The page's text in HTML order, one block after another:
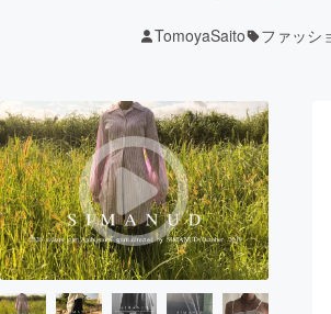
テクノロジー・ガジェット
映像・映画
ビジネス・起業
TomoyaSaito ファッシ